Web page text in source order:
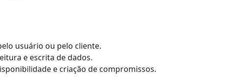
usuário ou pelo cliente.
e escrita de dados.
e criação de compromissos.